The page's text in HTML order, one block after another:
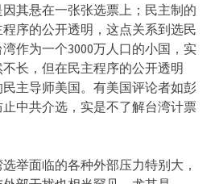
其悬在一张张选票上；民主制的
序的公开透明，这点关系到选民
作为一个3000万人口的小国，实
长，但在民主程序的公开透明
民主导师美国。有美国评论者如彭
中共介选，实是不了解台湾计票
举面临的各种外部压力特别大，